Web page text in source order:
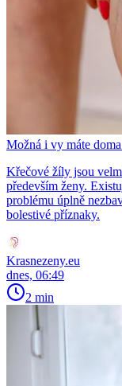
Možná i vy máte
Křečové žíly jsou
především ženy.
problému úplně
bolestivé příznaky.
Krasnezeny.eu
dnes, 06:49
2 min